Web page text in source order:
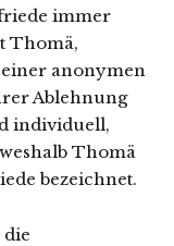
immer
Thomä,
anonymen
Ablehnung
individuell,
Thomä
bezeichnet.
die